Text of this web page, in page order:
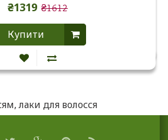
₴1319 ₴1612
Купити
,лаки для волосся